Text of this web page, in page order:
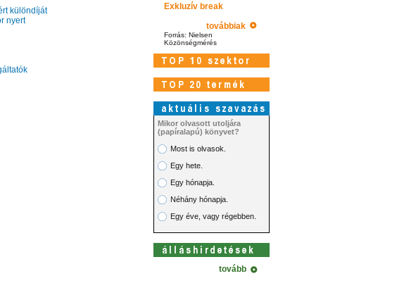
különdíját
nyert
Exkluzív break
továbbiak
Forrás: Nielsen
Közönségmérés
Mikor olvasott utoljára
(papíralapú) könyvet?
Most is olvasok.
Egy hete.
Egy hónapja.
Néhány hónapja.
Egy éve, vagy régebben.
tovább